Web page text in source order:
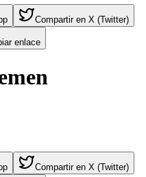
Compartir en X (Twitter)
enlace
Compartir en X (Twitter)